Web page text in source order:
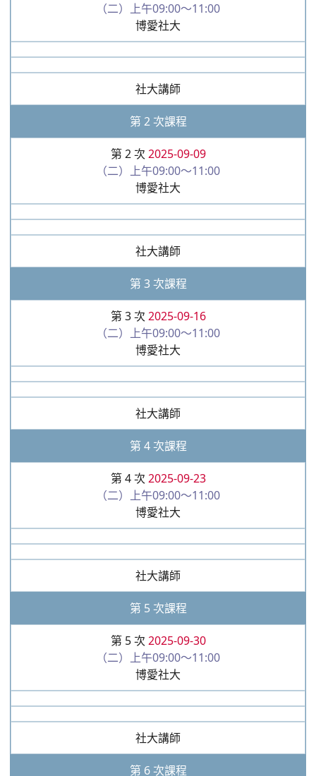
（二）上午09:00～11:00
博愛社大
社大講師
第 2 次課程
第 2 次 2025-09-09
（二）上午09:00～11:00
博愛社大
社大講師
第 3 次課程
第 3 次 2025-09-16
（二）上午09:00～11:00
博愛社大
社大講師
第 4 次課程
第 4 次 2025-09-23
（二）上午09:00～11:00
博愛社大
社大講師
第 5 次課程
第 5 次 2025-09-30
（二）上午09:00～11:00
博愛社大
社大講師
第 6 次課程